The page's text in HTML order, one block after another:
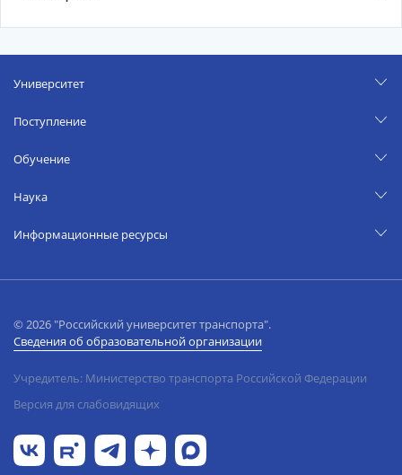
Университет
Поступление
Обучение
Наука
Информационные ресурсы
© 2026 "Российский университет транспорта".
Сведения об образовательной организации
Учредитель: Министерство транспорта Российской Федерации
Версия для слабовидящих